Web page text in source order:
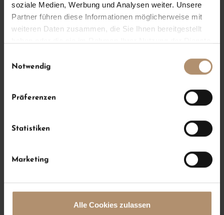
soziale Medien, Werbung und Analysen weiter. Unsere
Partner führen diese Informationen möglicherweise mit
weiteren Daten zusammen, die Sie Ihnen bereitgestellt
Notwendig
Präferenzen
Statistiken
Marketing
Alle Cookies zulassen